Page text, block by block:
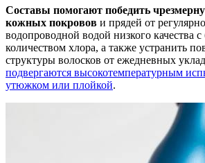
Составы помогают победить
кожных покровов и прядей от
водопроводной водой низкого качества
количеством хлора, а также устранить
структуры волосков от ежедневных
подвергаются высокотемпературным
утюжком или плойкой.